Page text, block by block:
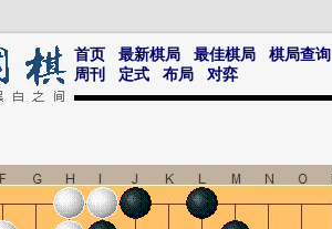
首页 最新棋局 最佳棋局 棋局查询
周刊
定式 布局 对弈